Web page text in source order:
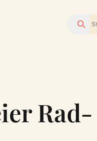
Suchen
Rad-